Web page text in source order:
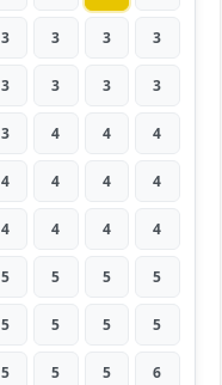
3 3 3 3
3 3 3 3
3 4 4 4
4 4 4 4
4 4 4 4
5 5 5 5
5 5 5 5
5 5 5 6